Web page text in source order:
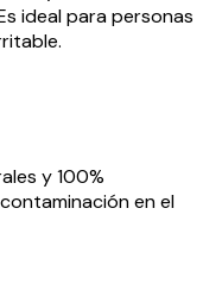
ideal para personas
y 100%
en el